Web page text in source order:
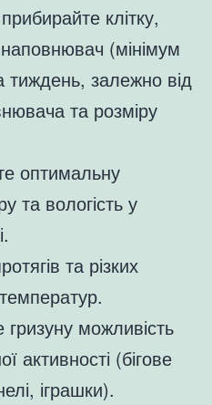
клітку,
(мінімум
тиждень, залежно від
та розміру
оптимальну
та вологість у
та різких
гризуну можливість
активності (бігове
іграшки).